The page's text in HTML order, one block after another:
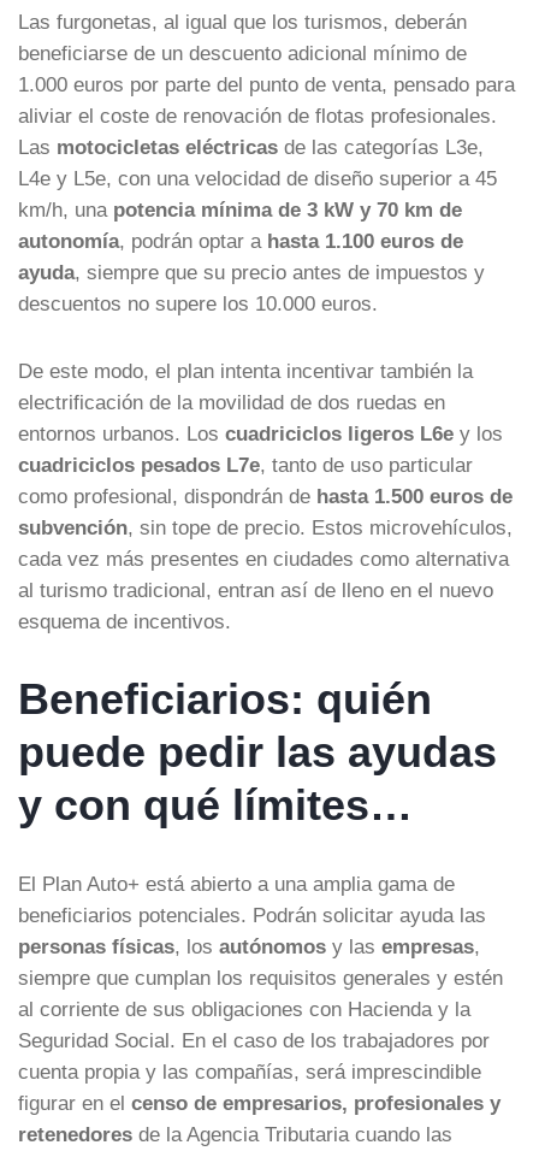
Las furgonetas, al igual que los turismos, deberán
beneficiarse de un descuento adicional mínimo de
1.000 euros por parte del punto de venta, pensado para
aliviar el coste de renovación de flotas profesionales.
Las motocicletas eléctricas de las categorías L3e,
L4e y L5e, con una velocidad de diseño superior a 45
km/h, una potencia mínima de 3 kW y 70 km de
autonomía, podrán optar a hasta 1.100 euros de
ayuda, siempre que su precio antes de impuestos y
descuentos no supere los 10.000 euros.
De este modo, el plan intenta incentivar también la
electrificación de la movilidad de dos ruedas en
entornos urbanos. Los cuadriciclos ligeros L6e y los
cuadriciclos pesados L7e, tanto de uso particular
como profesional, dispondrán de hasta 1.500 euros de
subvención, sin tope de precio. Estos microvehículos,
cada vez más presentes en ciudades como alternativa
al turismo tradicional, entran así de lleno en el nuevo
esquema de incentivos.
Beneficiarios: quién
puede pedir las ayudas
y con qué límites…
El Plan Auto+ está abierto a una amplia gama de
beneficiarios potenciales. Podrán solicitar ayuda las
personas físicas, los autónomos y las empresas,
siempre que cumplan los requisitos generales y estén
al corriente de sus obligaciones con Hacienda y la
Seguridad Social. En el caso de los trabajadores por
cuenta propia y las compañías, será imprescindible
figurar en el censo de empresarios, profesionales y
retenedores de la Agencia Tributaria cuando las